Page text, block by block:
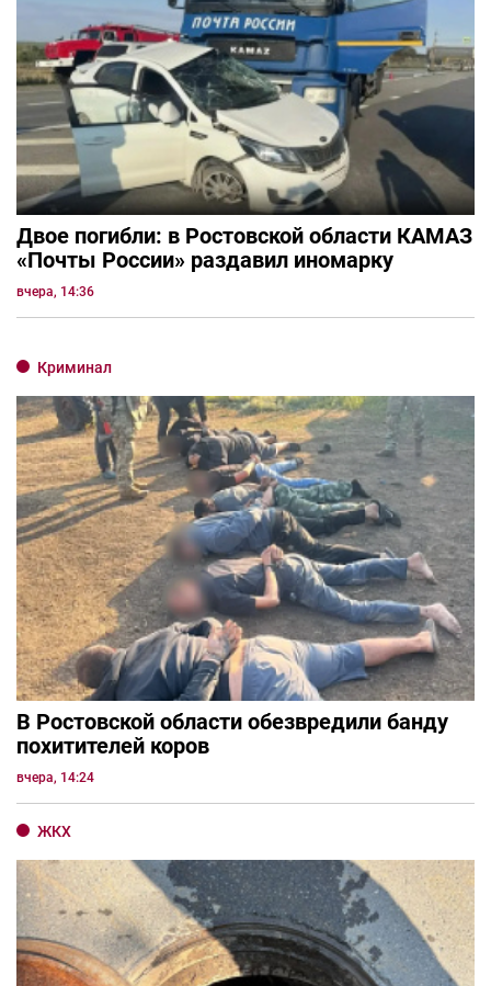
Двое погибли: в Ростовской области КАМАЗ
«Почты России» раздавил иномарку
вчера, 14:36
Криминал
В Ростовской области обезвредили банду
похитителей коров
вчера, 14:24
ЖКХ